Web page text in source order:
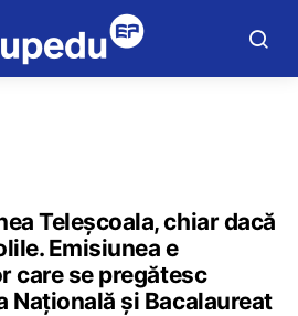
Teleșcoala, chiar dacă
Emisiunea e
care se pregătesc
Națională și Bacalaureat